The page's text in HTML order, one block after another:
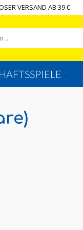
VERSAND AB 39 €